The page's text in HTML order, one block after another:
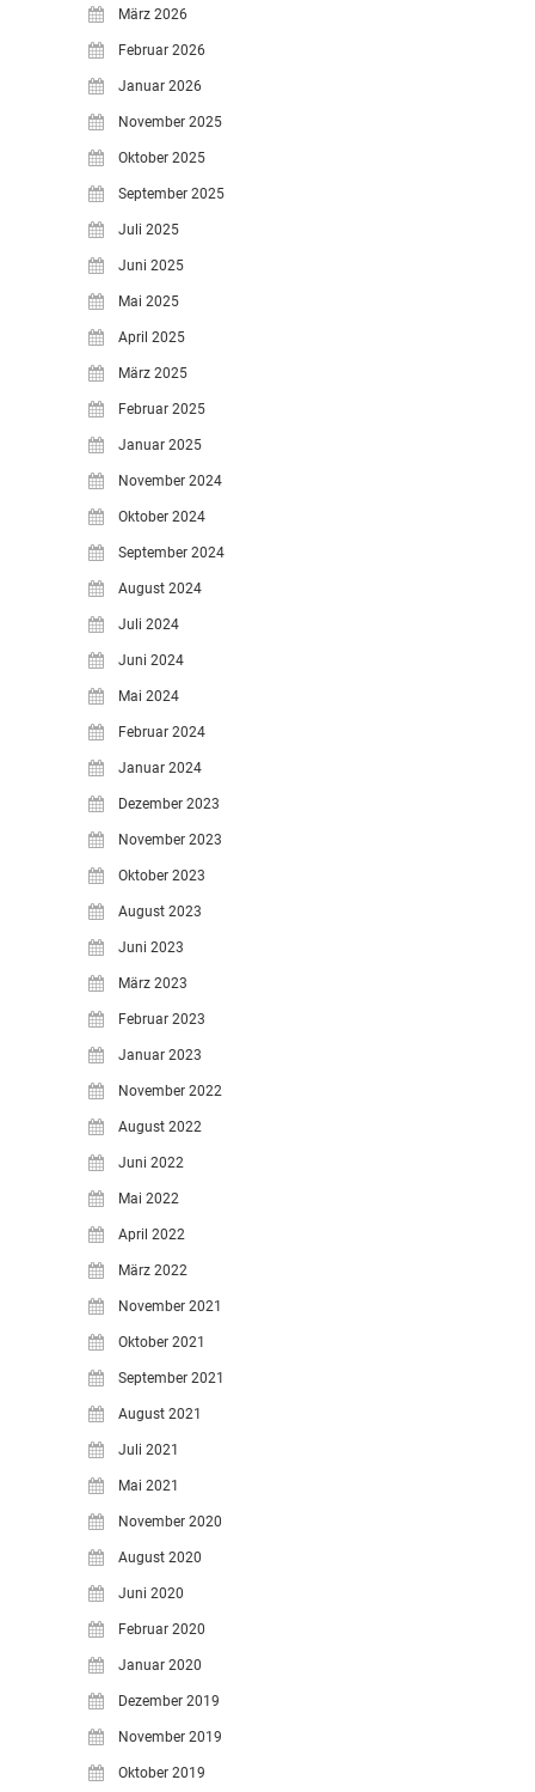
März 2026
Februar 2026
Januar 2026
November 2025
Oktober 2025
September 2025
Juli 2025
Juni 2025
Mai 2025
April 2025
März 2025
Februar 2025
Januar 2025
November 2024
Oktober 2024
September 2024
August 2024
Juli 2024
Juni 2024
Mai 2024
Februar 2024
Januar 2024
Dezember 2023
November 2023
Oktober 2023
August 2023
Juni 2023
März 2023
Februar 2023
Januar 2023
November 2022
August 2022
Juni 2022
Mai 2022
April 2022
März 2022
November 2021
Oktober 2021
September 2021
August 2021
Juli 2021
Mai 2021
November 2020
August 2020
Juni 2020
Februar 2020
Januar 2020
Dezember 2019
November 2019
Oktober 2019